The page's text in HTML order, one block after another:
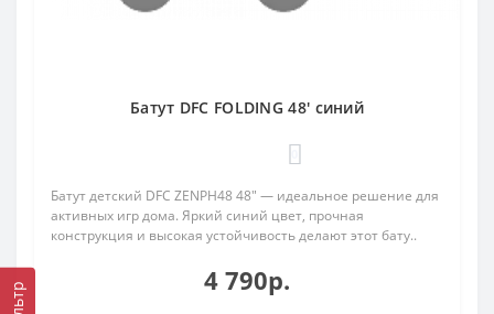
Батут DFC FOLDING 48' синий
Батут детский DFC ZENPH48 48" — идеальное решение для
активных игр дома. Яркий синий цвет, прочная
конструкция и высокая устойчивость делают этот бату..
4 790р.